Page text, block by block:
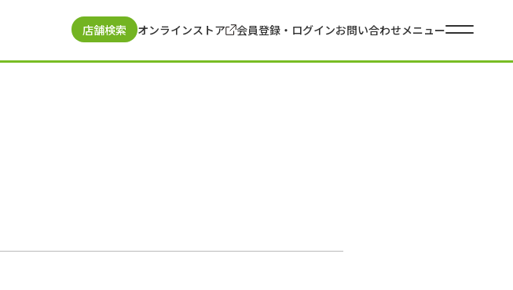
店舗検索 オンラインストア 会員登録・ログインお問い合わせメニュー